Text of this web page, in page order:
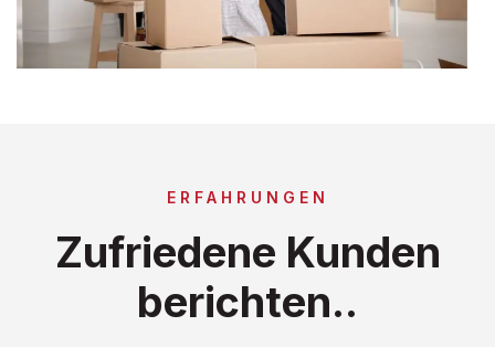
ERFAHRUNGEN
Zufriedene Kunden
berichten..